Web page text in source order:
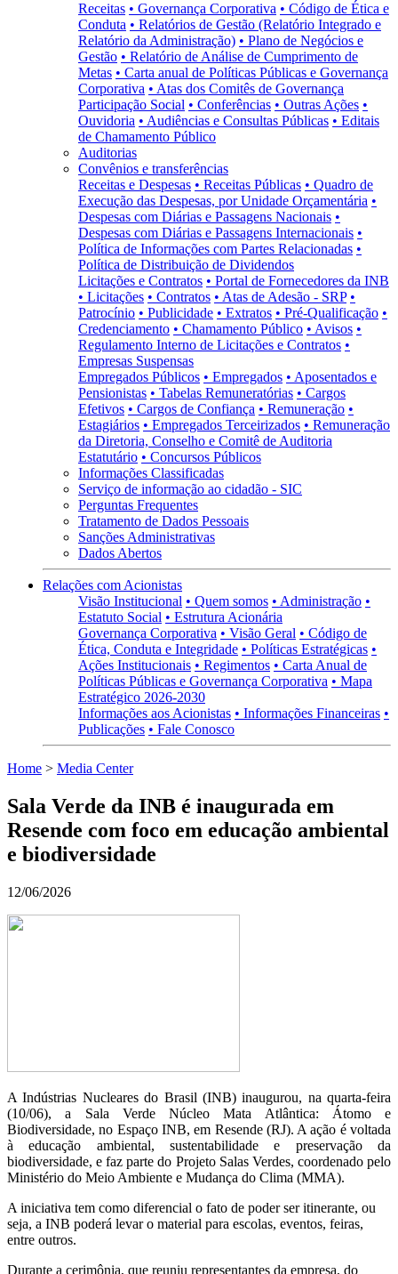
Receitas • Governança Corporativa • Código de Ética e
Conduta • Relatórios de Gestão (Relatório Integrado e
Relatório da Administração) • Plano de Negócios e
Gestão • Relatório de Análise de Cumprimento de
Metas • Carta anual de Políticas Públicas e Governança
Corporativa • Atas dos Comitês de Governança
Participação Social • Conferências • Outras Ações •
Ouvidoria • Audiências e Consultas Públicas • Editais
de Chamamento Público
Auditorias
Convênios e transferências
Receitas e Despesas • Receitas Públicas • Quadro de
Execução das Despesas, por Unidade Orçamentária •
Despesas com Diárias e Passagens Nacionais •
Despesas com Diárias e Passagens Internacionais •
Política de Informações com Partes Relacionadas •
Política de Distribuição de Dividendos
Licitações e Contratos • Portal de Fornecedores da INB
• Licitações • Contratos • Atas de Adesão - SRP •
Patrocínio • Publicidade • Extratos • Pré-Qualificação •
Credenciamento • Chamamento Público • Avisos •
Regulamento Interno de Licitações e Contratos •
Empresas Suspensas
Empregados Públicos • Empregados • Aposentados e
Pensionistas • Tabelas Remuneratórias • Cargos
Efetivos • Cargos de Confiança • Remuneração •
Estagiários • Empregados Terceirizados • Remuneração
da Diretoria, Conselho e Comitê de Auditoria
Estatutário • Concursos Públicos
Informações Classificadas
Serviço de informação ao cidadão - SIC
Perguntas Frequentes
Tratamento de Dados Pessoais
Sanções Administrativas
Dados Abertos
Relações com Acionistas
Visão Institucional • Quem somos • Administração •
Estatuto Social • Estrutura Acionária
Governança Corporativa • Visão Geral • Código de
Ética, Conduta e Integridade • Políticas Estratégicas •
Ações Institucionais • Regimentos • Carta Anual de
Políticas Públicas e Governança Corporativa • Mapa
Estratégico 2026-2030
Informações aos Acionistas • Informações Financeiras •
Publicações • Fale Conosco
Home > Media Center
Sala Verde da INB é inaugurada em
Resende com foco em educação ambiental
e biodiversidade
12/06/2026
A Indústrias Nucleares do Brasil (INB) inaugurou, na quarta-feira
(10/06), a Sala Verde Núcleo Mata Atlântica: Átomo e
Biodiversidade, no Espaço INB, em Resende (RJ). A ação é voltada
à educação ambiental, sustentabilidade e preservação da
biodiversidade, e faz parte do Projeto Salas Verdes, coordenado pelo
Ministério do Meio Ambiente e Mudança do Clima (MMA).
A iniciativa tem como diferencial o fato de poder ser itinerante, ou
seja, a INB poderá levar o material para escolas, eventos, feiras,
entre outros.
Durante a cerimônia, que reuniu representantes da empresa, do